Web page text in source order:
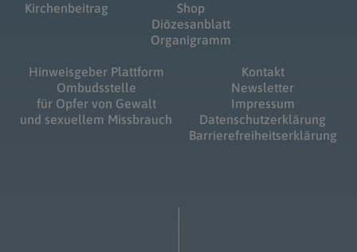
Kirchenbeitrag
Shop
Diözesanblatt
Organigramm
Hinweisgeber Plattform
Ombudsstelle
für Opfer von Gewalt
und sexuellem Missbrauch
Kontakt
Newsletter
Impressum
Datenschutzerklärung
Barrierefreiheitserklärung